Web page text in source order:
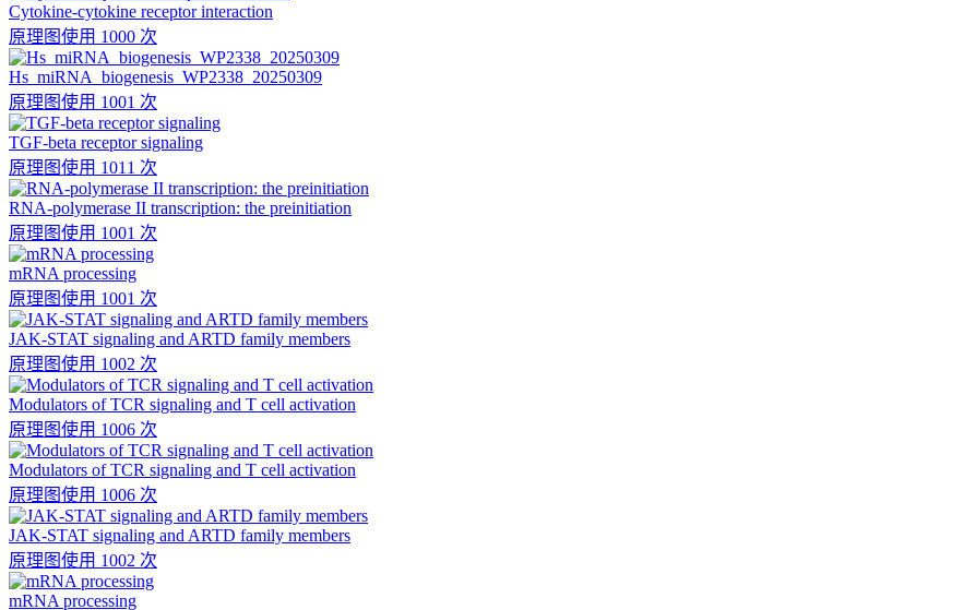
Cytokine-cytokine receptor interaction
原理图使用 1000 次
Hs_miRNA_biogenesis_WP2338_20250309
原理图使用 1001 次
TGF-beta receptor signaling
原理图使用 1011 次
RNA-polymerase II transcription: the preinitiation
原理图使用 1001 次
mRNA processing
原理图使用 1001 次
JAK-STAT signaling and ARTD family members
原理图使用 1002 次
Modulators of TCR signaling and T cell activation
原理图使用 1006 次
Modulators of TCR signaling and T cell activation
原理图使用 1006 次
JAK-STAT signaling and ARTD family members
原理图使用 1002 次
mRNA processing